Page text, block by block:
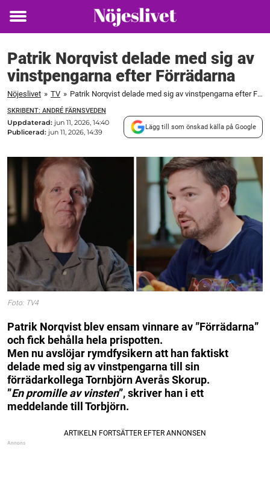
Toggle
Patrik Norqvist delade med sig av
vinstpengarna efter Förrädarna
Nöjeslivet » TV » Patrik Norqvist delade med sig av vinstpengarna efter Förrädarna
SKRIBENT: ANDRÉ FÄRNSVEDEN
Uppdaterad: jun 11, 2026, 14:40
Publicerad: jun 11, 2026, 14:39
Lägg till som önskad källa på Google
Foto: TV4
Patrik Norqvist blev ensam vinnare av ”Förrädarna”
och fick behålla hela prispotten.
Men nu avslöjar rymdfysikern att han faktiskt
delade med sig av vinstpengarna till sin
förrädarkollega Tornbjörn Averås Skorup.
”En promille av vinsten”, skriver han i ett
meddelande till Torbjörn.